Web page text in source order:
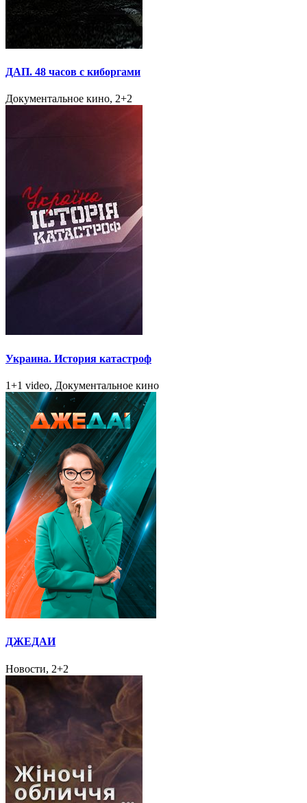
ДАП. 48 часов с киборгами
Документальное кино, 2+2
Украина. История катастроф
1+1 video, Документальное кино
ДЖЕДАИ
Новости, 2+2